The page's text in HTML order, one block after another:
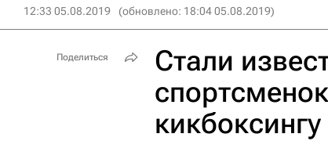
12:33 05.08.2019 (обновлено: 18:04 05.08.2019)
Стали
кикбоксингу
Поделиться